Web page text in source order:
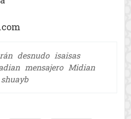
desnudo isaisas
mensajero Midian
shuayb